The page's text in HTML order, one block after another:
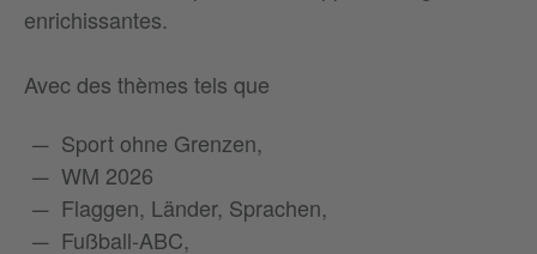
enrichissantes.
Avec des thèmes tels que
Sport ohne Grenzen,
WM 2026
Flaggen, Länder, Sprachen,
Fußball-ABC,